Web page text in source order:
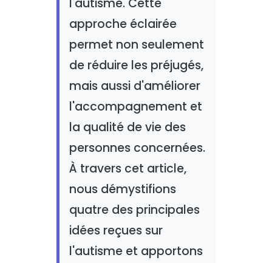
l'autisme. Cette
approche éclairée
permet non seulement
de réduire les préjugés,
mais aussi d'améliorer
l'accompagnement et
la qualité de vie des
personnes concernées.
À travers cet article,
nous démystifions
quatre des principales
idées reçues sur
l'autisme et apportons